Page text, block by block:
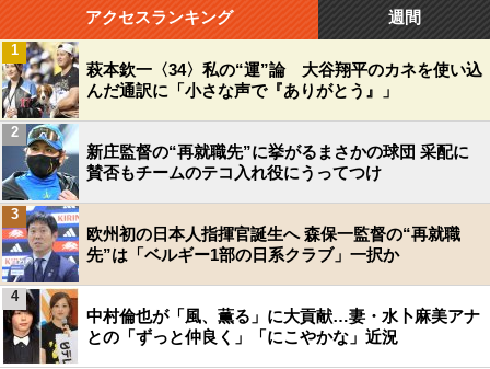
アクセスランキング 週間
萩本欽一〈34〉私の“運”論 大谷翔平のカネを使い込
んだ通訳に「小さな声で『ありがとう』」
1
新庄監督の“再就職先”に挙がるまさかの球団 采配に
賛否もチームのテコ入れ役にうってつけ
2
欧州初の日本人指揮官誕生へ 森保一監督の“再就職
先”は「ベルギー1部の日系クラブ」一択か
3
中村倫也が「風、薫る」に大貢献…妻・水卜麻美アナ
との「ずっと仲良く」「にこやかな」近況
4